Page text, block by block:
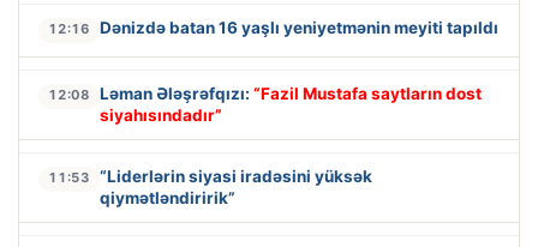
12:16 Dənizdə batan 16 yaşlı yeniyetmənin meyiti tapıldı
12:08 Ləman Ələşrəfqızı: “Fazil Mustafa saytların dost
siyahısındadır”
11:53
“Liderlərin siyasi iradəsini yüksək
qiymətləndiririk”